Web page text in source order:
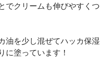
でクリームも伸びやすくつ
油を少し混ぜてハッカ保湿
に塗っています！